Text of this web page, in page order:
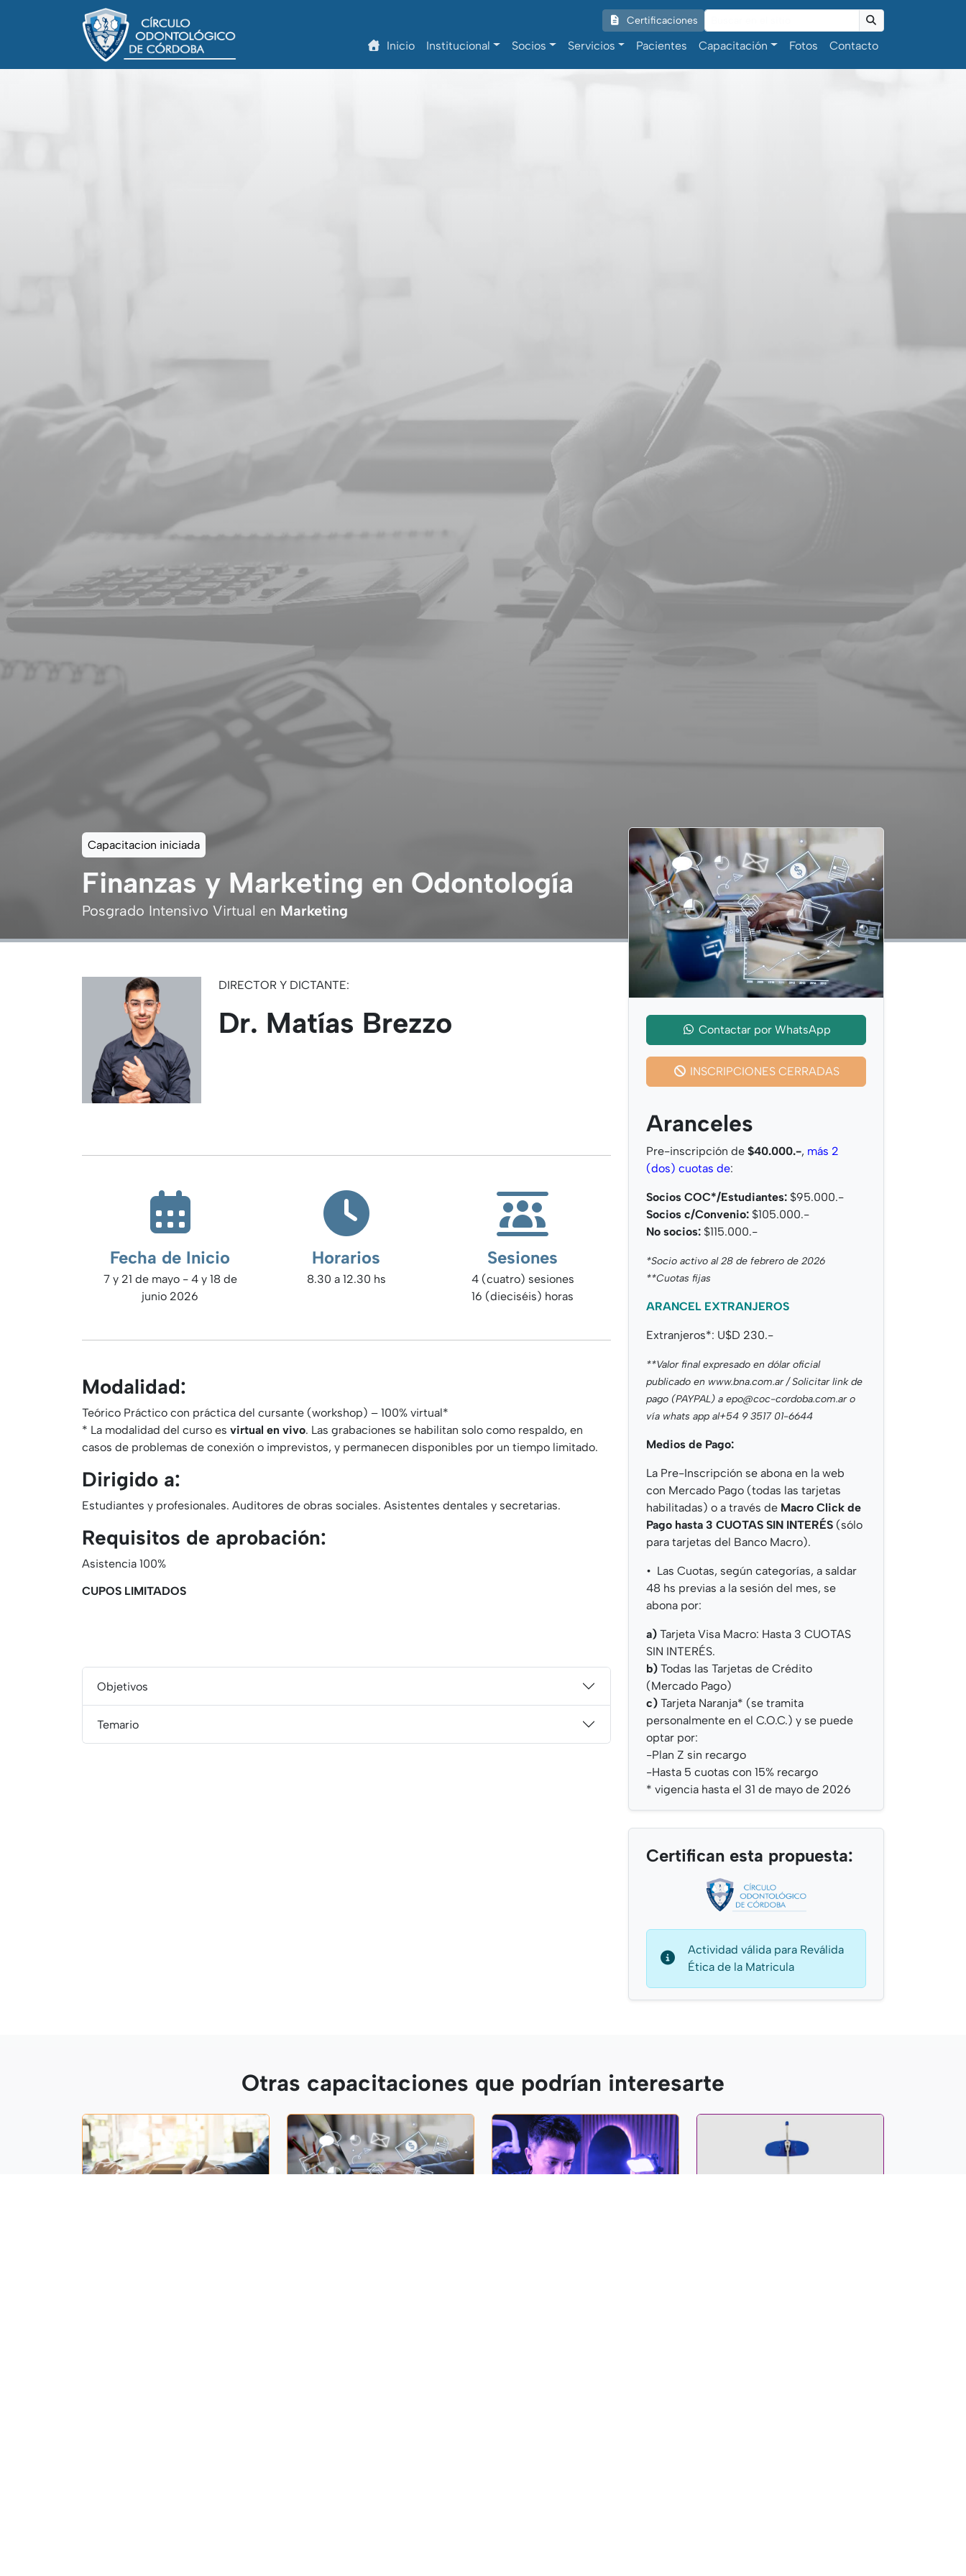
Certificaciones
Buscar
Inicio Institucional Socios Servicios Pacientes Capacitación Fotos Contacto
Capacitacion iniciada
Finanzas y Marketing en Odontología
Posgrado Intensivo Virtual en Marketing
DIRECTOR Y DICTANTE:
Dr. Matías Brezzo
Fecha de Inicio
7 y 21 de mayo - 4 y 18 de
junio 2026
Horarios
8.30 a 12.30 hs
Sesiones
4 (cuatro) sesiones
16 (dieciséis) horas
Modalidad:
Teórico Práctico con práctica del cursante (workshop) – 100% virtual*
* La modalidad del curso es virtual en vivo. Las grabaciones se habilitan solo como respaldo, en
casos de problemas de conexión o imprevistos, y permanecen disponibles por un tiempo limitado.
Dirigido a:
Estudiantes y profesionales. Auditores de obras sociales. Asistentes dentales y secretarias.
Requisitos de aprobación:
Asistencia 100%
CUPOS LIMITADOS
Objetivos
Temario
Contactar por WhatsApp
INSCRIPCIONES CERRADAS
Aranceles
Pre-inscripción de $40.000.-, más 2
(dos) cuotas de:
Socios COC*/Estudiantes: $95.000.-
Socios c/Convenio: $105.000.-
No socios: $115.000.-
*Socio activo al 28 de febrero de 2026
**Cuotas fijas
ARANCEL EXTRANJEROS
Extranjeros*: U$D 230.-
**Valor final expresado en dólar oficial
publicado en www.bna.com.ar / Solicitar link de
pago (PAYPAL) a epo@coc-cordoba.com.ar o
vía whats app al+54 9 3517 01-6644
Medios de Pago:
La Pre-Inscripción se abona en la web
con Mercado Pago (todas las tarjetas
habilitadas) o a través de Macro Click de
Pago hasta 3 CUOTAS SIN INTERÉS (sólo
para tarjetas del Banco Macro).
•⁠ ⁠Las Cuotas, según categorías, a saldar
48 hs previas a la sesión del mes, se
abona por:
a) Tarjeta Visa Macro: Hasta 3 CUOTAS
SIN INTERÉS.
b) Todas las Tarjetas de Crédito
(Mercado Pago)
c) Tarjeta Naranja* (se tramita
personalmente en el C.O.C.) y se puede
optar por:
-Plan Z sin recargo
-Hasta 5 cuotas con 15% recargo
* vigencia hasta el 31 de mayo de 2026
Certifican esta propuesta:
Actividad válida para Reválida
Ética de la Matricula
Otras capacitaciones que podrían interesarte